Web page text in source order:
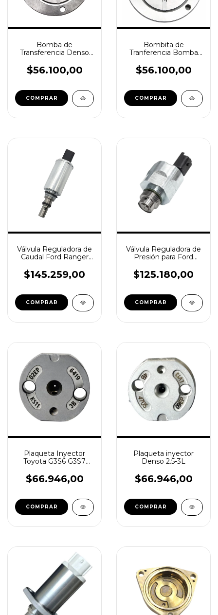
Bomba de
Transferencia Denso
Bombas Bosch VE
17mm
$56.100,00
Bombita de
Tranferencia Bomba
096140-0030
$56.100,00
Válvula Reguladora de
Caudal Ford Ranger
$145.259,00
Válvula Reguladora de
Presión para Ford
Common Rail – MPN
A2C59506226
$125.180,00
Plaqueta Inyector
Toyota G3S6 G3S7
- KS11
$66.946,00
Plaqueta inyector
Denso 2.5-3L
$66.946,00